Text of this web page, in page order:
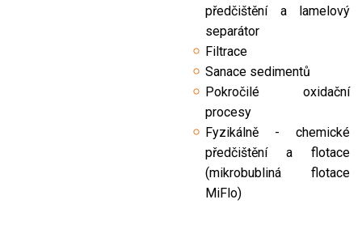
předčištění a lamelový
separátor
Filtrace
Sanace sedimentů
Pokročilé oxidační
procesy
Fyzikálně - chemické
předčištění a flotace
(mikrobubliná flotace
MiFlo)